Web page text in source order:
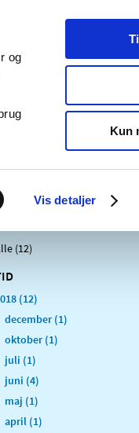
og
Vis detaljer
Kun
Særlige
produktområder
(12)
(12)
december (1)
oktober (1)
juli (1)
juni (4)
maj (1)
april (1)